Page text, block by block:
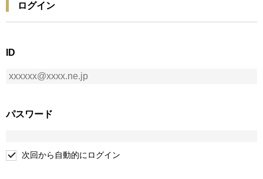
ログイン
ID
パスワード
次回から自動的にログイン